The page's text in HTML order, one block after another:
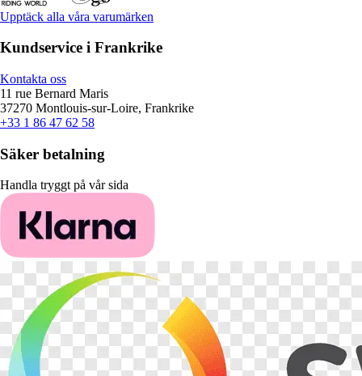
Upptäck alla våra varumärken
Kundservice i Frankrike
Kontakta oss
11 rue Bernard Maris
37270 Montlouis-sur-Loire, Frankrike
+33 1 86 47 62 58
Säker betalning
Handla tryggt på vår sida